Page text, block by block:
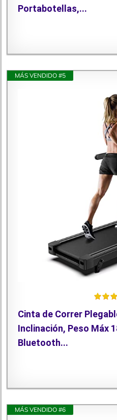
Portabotellas,...
MÁS VENDIDO #5
Cinta de Correr
Inclinación, Peso Máx
Bluetooth...
MÁS VENDIDO #6